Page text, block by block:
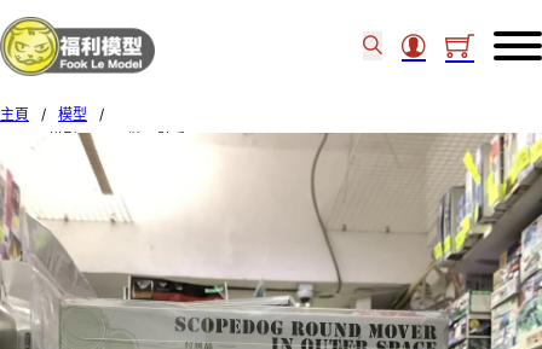
主頁 / 模型
/
Cavico模型no.022 裝甲騎兵 Scopedog Round Mover In Outer Space 110656